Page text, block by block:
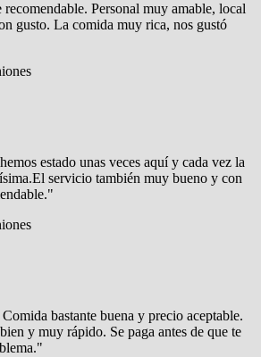
recomendable. Personal muy amable, local
gusto. La comida muy rica, nos gustó
estado unas veces aquí y cada vez la
servicio también muy bueno y con
bastante buena y precio aceptable.
y muy rápido. Se paga antes de que te